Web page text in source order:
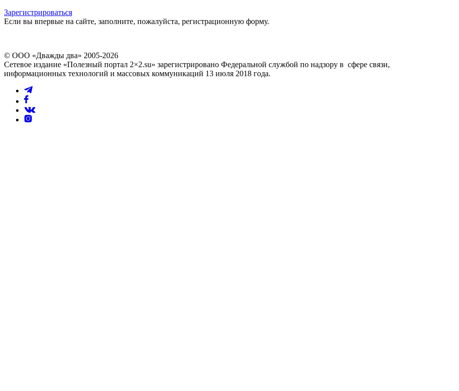
Зарегистрироваться
Если вы впервые на сайте, заполните, пожалуйста, регистрационную форму.
© ООО «Дважды два» 2005-2026
Сетевое издание «Полезный портал 2×2.su» зарегистрировано Федеральной службой по надзору в сфере связи,
информационных технологий и массовых коммуникаций 13 июля 2018 года.